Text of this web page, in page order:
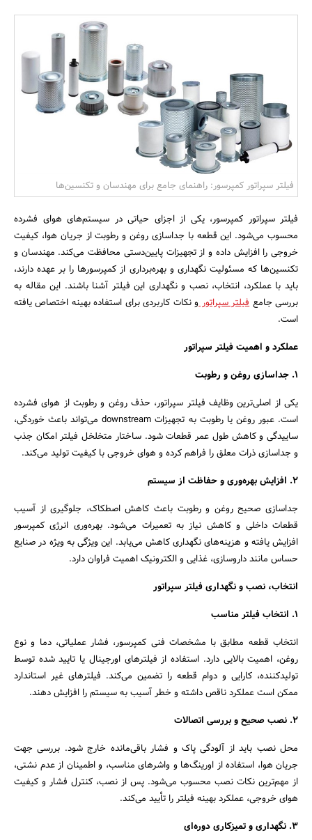
بانک، بیمه و سرمایه
مسکن و ساختمان
فیلتر سپراتور کمپرسور: راهنمای جامع برای مهندسان و تکنسین‌ها
فیلتر سپراتور کمپرسور، یکی از اجزای حیاتی در سیستم‌های هوای فشرده
محسوب می‌شود. این قطعه با جداسازی روغن و رطوبت از جریان هوا، کیفیت
خروجی را افزایش داده و از تجهیزات پایین‌دستی محافظت می‌کند. مهندسان و
تکنسین‌ها که مسئولیت نگهداری و بهره‌برداری از کمپرسورها را بر عهده دارند،
باید با عملکرد، انتخاب، نصب و نگهداری این فیلتر آشنا باشند. این مقاله به
بررسی جامعفیلتر سپراتورو نکات کاربردی برای استفاده بهینه اختصاص یافته
است.
عملکرد و اهمیت فیلتر سپراتور
۱. جداسازی روغن و رطوبت
یکی از اصلی‌ترین وظایف فیلتر سپراتور، حذف روغن و رطوبت از هوای فشرده
است. عبور روغن یا رطوبت به تجهیزات downstream می‌تواند باعث خوردگی،
ساییدگی و کاهش طول عمر قطعات شود. ساختار متخلخل فیلتر امکان جذب
و جداسازی ذرات معلق را فراهم کرده و هوای خروجی با کیفیت تولید می‌کند.
۲. افزایش بهره‌وری و حفاظت از سیستم
جداسازی صحیح روغن و رطوبت باعث کاهش اصطکاک، جلوگیری از آسیب
قطعات داخلی و کاهش نیاز به تعمیرات می‌شود. بهره‌وری انرژی کمپرسور
افزایش یافته و هزینه‌های نگهداری کاهش می‌یابد. این ویژگی به ویژه در صنایع
حساس مانند داروسازی، غذایی و الکترونیک اهمیت فراوان دارد.
انتخاب، نصب و نگهداری فیلتر سپراتور
۱. انتخاب فیلتر مناسب
انتخاب قطعه مطابق با مشخصات فنی کمپرسور، فشار عملیاتی، دما و نوع
روغن، اهمیت بالایی دارد. استفاده از فیلترهای اورجینال یا تایید شده توسط
تولیدکننده، کارایی و دوام قطعه را تضمین می‌کند. فیلترهای غیر استاندارد
ممکن است عملکرد ناقص داشته و خطر آسیب به سیستم را افزایش دهند.
۲. نصب صحیح و بررسی اتصالات
محل نصب باید از آلودگی پاک و فشار باقی‌مانده خارج شود. بررسی جهت
جریان هوا، استفاده از اورینگ‌ها و واشرهای مناسب، و اطمینان از عدم نشتی،
از مهم‌ترین نکات نصب محسوب می‌شود. پس از نصب، کنترل فشار و کیفیت
هوای خروجی، عملکرد بهینه فیلتر را تأیید می‌کند.
۳. نگهداری و تمیزکاری دوره‌ای